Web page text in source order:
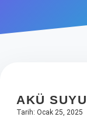
Hakkımızda
AKÜ
Tarih: Ocak 25, 2025